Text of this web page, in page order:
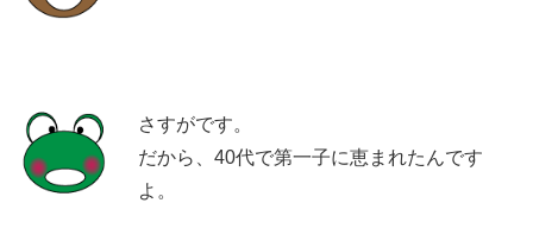
さすがです。
だから、40代で第一子に恵まれたんです
よ。